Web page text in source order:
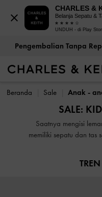
Pengembalian Tanpa
Beranda Sale Anak -
SALE:
Saatnya mengisi
memiliki sepatu dan tas
berani atau bersahaja,
CHARLES &
Belanja Sepatu &
UNDUH - di Play